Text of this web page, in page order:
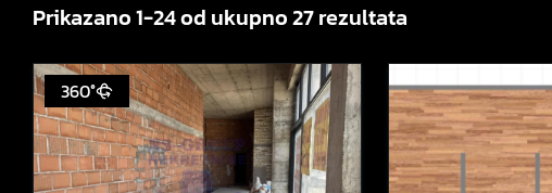
Prikazano 1-24 od ukupno 27 rezultata
360°